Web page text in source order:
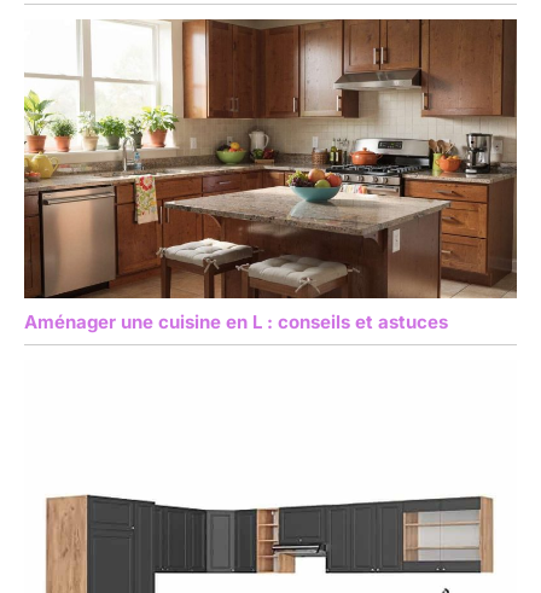
Aménager une cuisine en L : conseils et astuces